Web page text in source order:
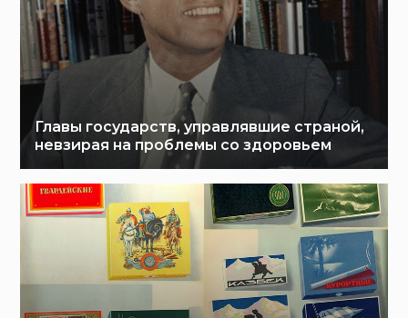
Главы государств, управлявшие страной,
невзирая на проблемы со здоровьем